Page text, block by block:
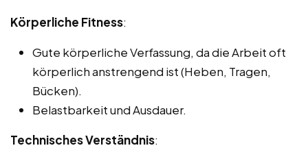
Körperliche Fitness:
Gute körperliche Verfassung, da die Arbeit oft
körperlich anstrengend ist (Heben, Tragen,
Bücken).
Belastbarkeit und Ausdauer.
Technisches Verständnis: